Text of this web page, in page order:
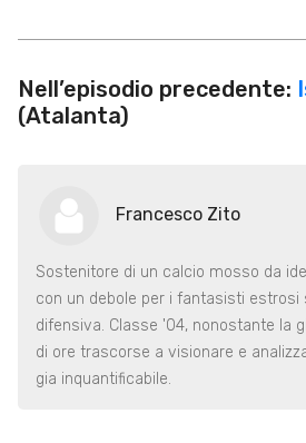
Nell’episodio precedente:
(Atalanta)
Francesco Zito
Sostenitore di un calcio mosso da
con un debole per i fantasisti estrosi
difensiva. Classe '04, nonostante la
di ore trascorse a visionare e
gia inquantificabile.